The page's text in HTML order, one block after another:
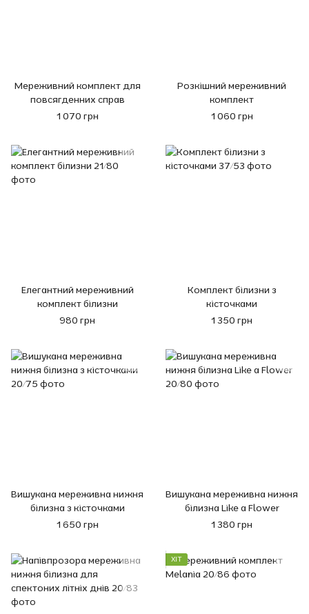
Мереживний комплект для
повсягденних справ
1 070 грн
Розкішний мереживний
комплект
1 060 грн
Елегантний мереживний
комплект білизни
980 грн
Комплект білизни з
кісточками
1 350 грн
Вишукана мереживна нижня
білизна з кісточками
1 650 грн
Вишукана мереживна нижня
білизна Like a Flower
1 380 грн
ХІТ